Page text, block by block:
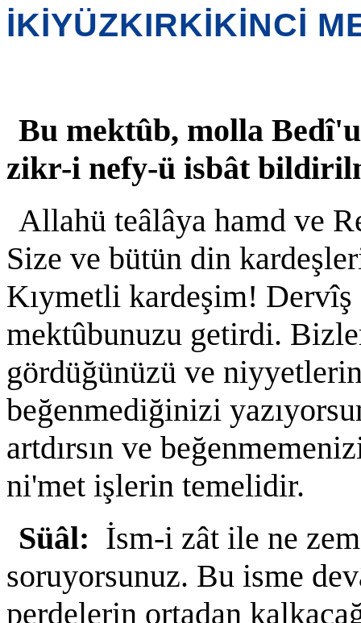
İKİYÜZKIRKİKİNCİ
Bu mektûb, molla
zikr-i nefy-ü isbât
Allahü teâlâya hamd ve
Size ve bütün din
Kıymetli kardeşim!
mektûbunuzu getirdi.
gördüğünüzü ve
beğenmediğinizi
artdırsın ve
ni'met işlerin temelidir.
Süâl: İsm-i zât ile ne
soruyorsunuz. Bu isme
perdelerin ortadan